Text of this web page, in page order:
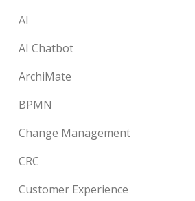
AI
AI Chatbot
ArchiMate
BPMN
Change Management
CRC
Customer Experience